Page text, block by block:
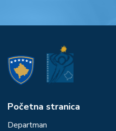
Početna stranica
Departman